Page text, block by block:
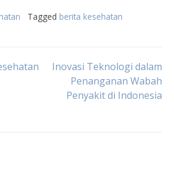
Tagged berita kesehatan
Inovasi Teknologi dalam
Penanganan Wabah
Penyakit di Indonesia